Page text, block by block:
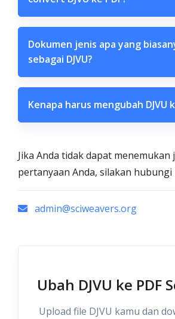
Dokumen jenis apa yang
sebagai DJVU?
Kenapa harus mengubah DJVU
Jika Anda tidak dapat menemukan
pertanyaan Anda, silakan hubungi
admin@sciweavers.org
Ubah DJVU ke PDF
Upload file DJVU kamu dan